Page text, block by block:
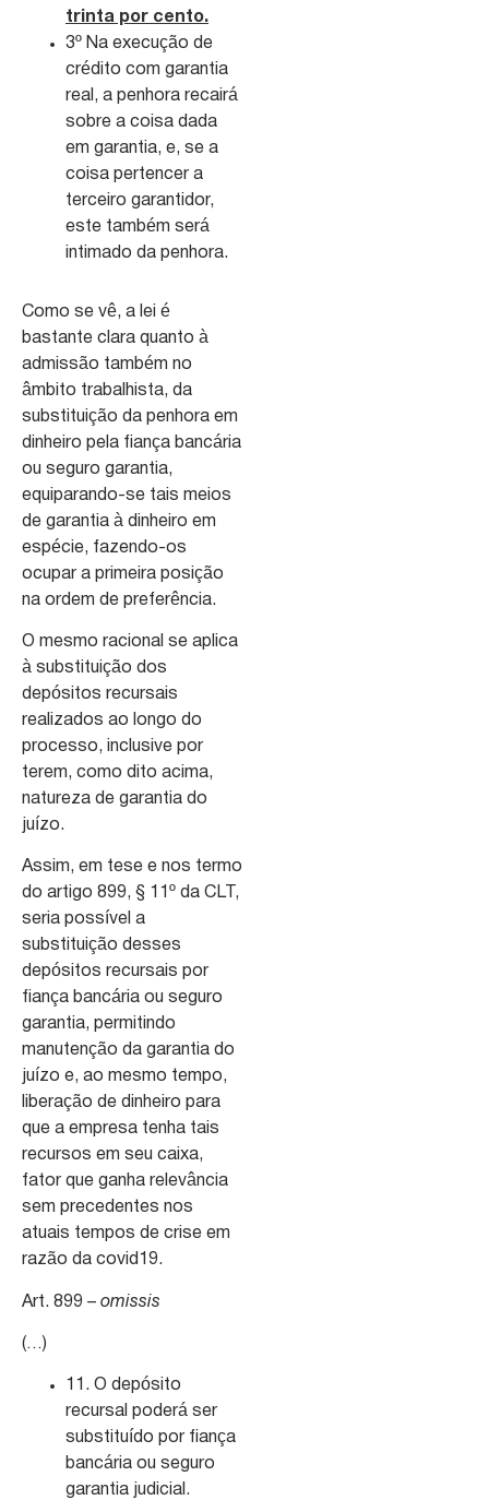
trinta por cento.
3º Na execução de
crédito com garantia
real, a penhora recairá
sobre a coisa dada
em garantia, e, se a
coisa pertencer a
terceiro garantidor,
este também será
intimado da penhora.
Como se vê, a lei é
bastante clara quanto à
admissão também no
âmbito trabalhista, da
substituição da penhora em
dinheiro pela fiança bancária
ou seguro garantia,
equiparando-se tais meios
de garantia à dinheiro em
espécie, fazendo-os
ocupar a primeira posição
na ordem de preferência.
O mesmo racional se aplica
à substituição dos
depósitos recursais
realizados ao longo do
processo, inclusive por
terem, como dito acima,
natureza de garantia do
juízo.
Assim, em tese e nos termo
do artigo 899, § 11º da CLT,
seria possível a
substituição desses
depósitos recursais por
fiança bancária ou seguro
garantia, permitindo
manutenção da garantia do
juízo e, ao mesmo tempo,
liberação de dinheiro para
que a empresa tenha tais
recursos em seu caixa,
fator que ganha relevância
sem precedentes nos
atuais tempos de crise em
razão da covid19.
Art. 899 – omissis
(…)
11. O depósito
recursal poderá ser
substituído por fiança
bancária ou seguro
garantia judicial.